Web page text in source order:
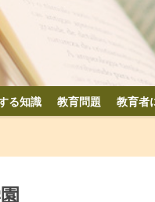
る知識 教育問題 教育者